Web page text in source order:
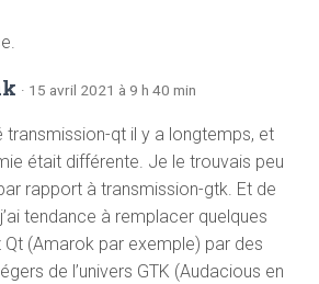
· 15 avril 2021 à 9 h 40 min
transmission-qt il y a longtemps, et
était différente. Je le trouvais peu
rapport à transmission-gtk. Et de
tendance à remplacer quelques
Qt (Amarok par exemple) par des
de l’univers GTK (Audacious en